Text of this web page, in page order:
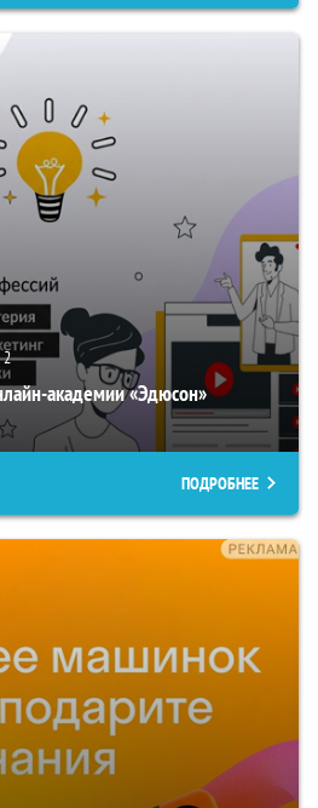
2
академии «Эдюсон»
ПОДРОБНЕЕ